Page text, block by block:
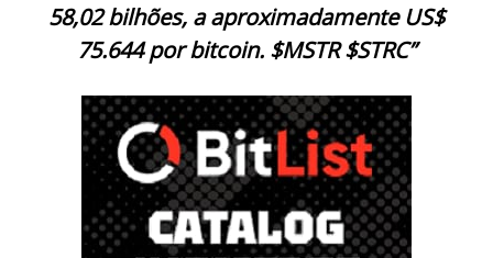
58,02 bilhões, a aproximadamente US$
75.644 por bitcoin. $MSTR $STRC”